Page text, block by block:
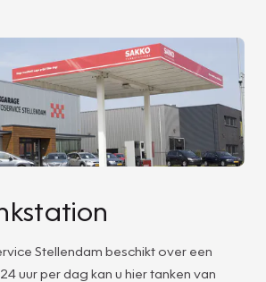
Stellendam beschikt over een
uur per dag kan u hier tanken van